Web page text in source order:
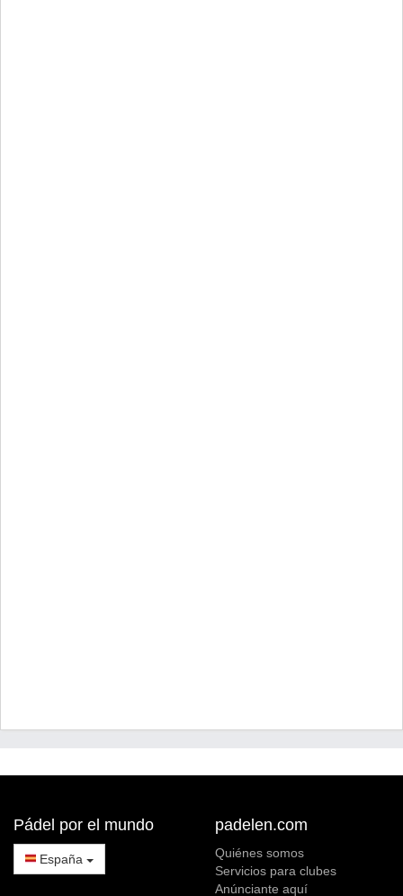
Pádel por el mundo
España
padelen.com
Quiénes somos
Servicios para clubes
Anúnciante aquí